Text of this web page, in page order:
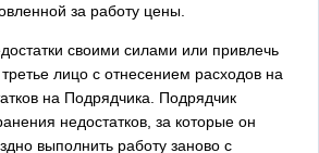
за работу цены.
своими силами или привлечь
лицо с отнесением расходов на
на Подрядчика. Подрядчик
недостатков, за которые он
выполнить работу заново с